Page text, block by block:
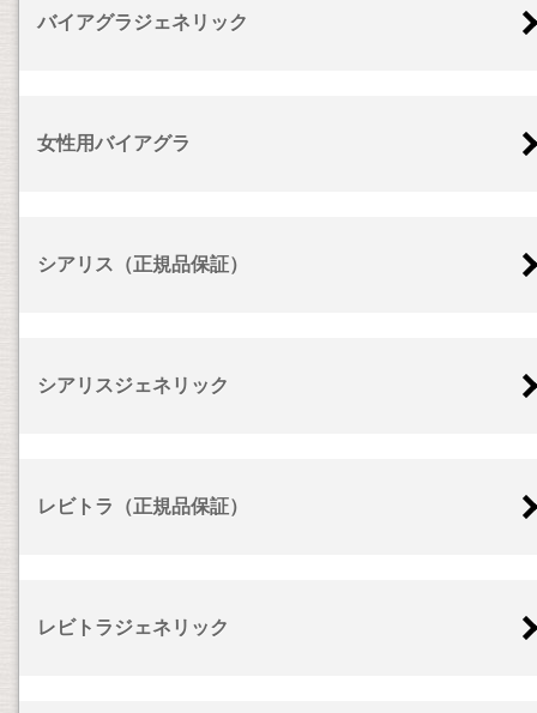
バイアグラジェネリック
女性用バイアグラ
シアリス（正規品保証）
シアリスジェネリック
レビトラ（正規品保証）
レビトラジェネリック